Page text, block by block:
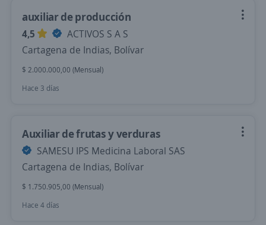
auxiliar de producción
4,5
ACTIVOS S A S
Cartagena de Indias, Bolívar
$ 2.000.000,00 (Mensual)
Hace 3 días
Auxiliar de frutas y verduras
SAMESU IPS Medicina Laboral SAS
Cartagena de Indias, Bolívar
$ 1.750.905,00 (Mensual)
Hace 4 días